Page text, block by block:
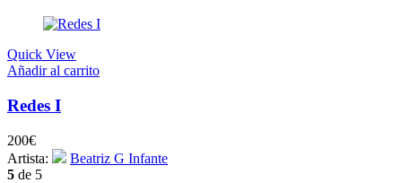
Quick View
Añadir al carrito
Redes I
200€
Artista:
Beatriz G Infante
5 de 5